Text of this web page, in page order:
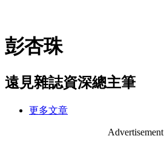
彭杏珠
遠見雜誌資深總主筆
更多文章
Advertisement